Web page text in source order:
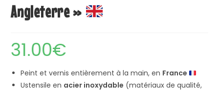
Angleterre »
31.00€
Peint et vernis entièrement à la main, en France
Ustensile en acier inoxydable (matériaux de qualité,